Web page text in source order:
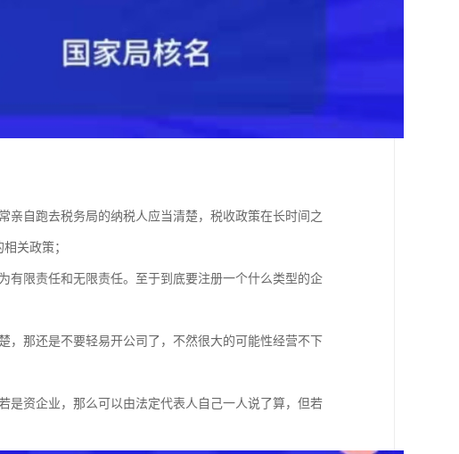
亲自跑去税务局的纳税人应当清楚，税收政策在长时间之
关政策；
有限责任和无限责任。至于到底要注册一个什么类型的企
，那还是不要轻易开公司了，不然很大的可能性经营不下
是资企业，那么可以由法定代表人自己一人说了算，但若